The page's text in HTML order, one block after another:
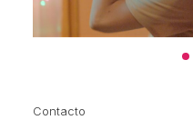
Contacto